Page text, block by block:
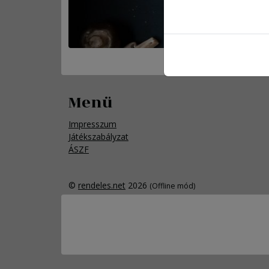
Menü
Impresszum
Játékszabályzat
ÁSZF
© rendeles.net 2026 (Offline mód)